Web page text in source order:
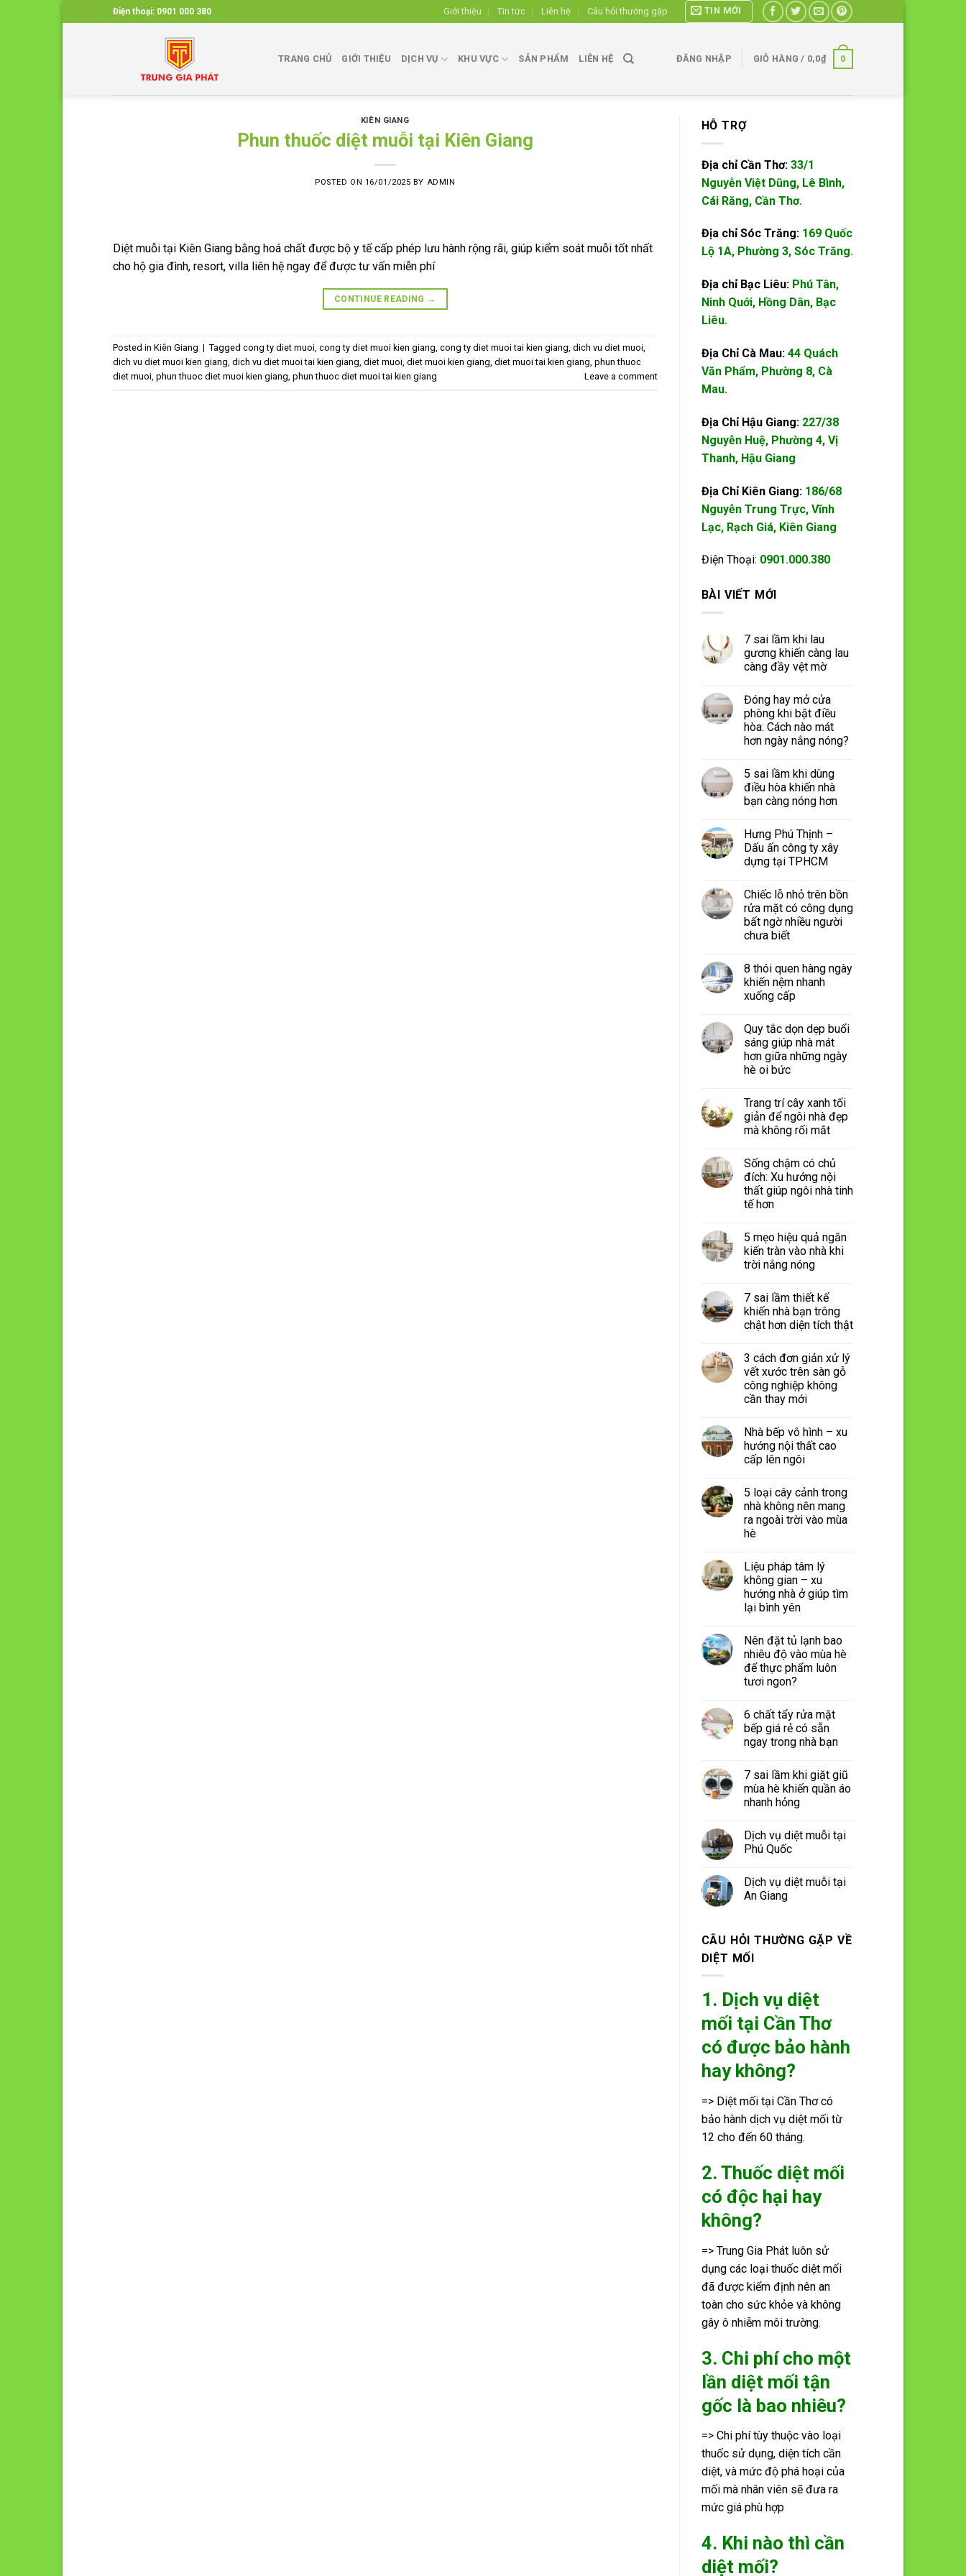
to
Điện thoại: 0901 000 380 Giới thiệu Tin tức Liên hệ Câu hỏi thường gặp TIN MỚI
TRANG CHỦ GIỚI THIỆU DỊCH VỤ KHU VỰC SẢN PHẨM LIÊN HỆ ĐĂNG NHẬP GIỎ HÀNG / 0,0₫ 0
KIÊN GIANG
Phun thuốc diệt muỗi tại Kiên Giang
POSTED ON 16/01/2025 BY ADMIN
Diệt muỗi tại Kiên Giang bằng hoá chất được bộ y tế cấp phép lưu hành rộng rãi, giúp kiểm soát muỗi tốt nhất
cho hộ gia đình, resort, villa liên hệ ngay để được tư vấn miễn phí
CONTINUE READING →
Posted in Kiên Giang | Tagged cong ty diet muoi cong ty diet muoi kien giang cong ty diet muoi tai kien giang dich vu diet muoi
dich vu diet muoi kien giang dich vu diet muoi tai kien giang diet muoi diet muoi kien giang diet muoi tai kien giang phun thuoc
diet muoi phun thuoc diet muoi kien giang phun thuoc diet muoi tai kien giang Leave a comment
HỖ TRỢ
Địa chỉ Cần Thơ: 33/1
Nguyễn Việt Dũng, Lê Bình,
Cái Răng, Cần Thơ.
Địa chỉ Sóc Trăng: 169 Quốc
Lộ 1A, Phường 3, Sóc Trăng.
Địa chỉ Bạc Liêu: Phú Tân,
Ninh Quới, Hồng Dân, Bạc
Liêu.
Địa Chỉ Cà Mau: 44 Quách
Văn Phẩm, Phường 8, Cà
Mau.
Địa Chỉ Hậu Giang: 227/38
Nguyễn Huệ, Phường 4, Vị
Thanh, Hậu Giang
Địa Chỉ Kiên Giang: 186/68
Nguyễn Trung Trực, Vĩnh
Lạc, Rạch Giá, Kiên Giang
Điện Thoại: 0901.000.380
BÀI VIẾT MỚI
7 sai lầm khi lau
gương khiến càng lau
càng đầy vệt mờ
Đóng hay mở cửa
phòng khi bật điều
hòa: Cách nào mát
hơn ngày nắng nóng?
5 sai lầm khi dùng
điều hòa khiến nhà
bạn càng nóng hơn
Hưng Phú Thịnh –
Dấu ấn công ty xây
dựng tại TPHCM
Chiếc lỗ nhỏ trên bồn
rửa mặt có công dụng
bất ngờ nhiều người
chưa biết
8 thói quen hàng ngày
khiến nệm nhanh
xuống cấp
Quy tắc dọn dẹp buổi
sáng giúp nhà mát
hơn giữa những ngày
hè oi bức
Trang trí cây xanh tối
giản để ngôi nhà đẹp
mà không rối mắt
Sống chậm có chủ
đích: Xu hướng nội
thất giúp ngôi nhà tinh
tế hơn
5 mẹo hiệu quả ngăn
kiến tràn vào nhà khi
trời nắng nóng
7 sai lầm thiết kế
khiến nhà bạn trông
chật hơn diện tích thật
3 cách đơn giản xử lý
vết xước trên sàn gỗ
công nghiệp không
cần thay mới
Nhà bếp vô hình – xu
hướng nội thất cao
cấp lên ngôi
5 loại cây cảnh trong
nhà không nên mang
ra ngoài trời vào mùa
hè
Liệu pháp tâm lý
không gian – xu
hướng nhà ở giúp tìm
lại bình yên
Nên đặt tủ lạnh bao
nhiêu độ vào mùa hè
để thực phẩm luôn
tươi ngon?
6 chất tẩy rửa mặt
bếp giá rẻ có sẵn
ngay trong nhà bạn
7 sai lầm khi giặt giũ
mùa hè khiến quần áo
nhanh hỏng
Dịch vụ diệt muỗi tại
Phú Quốc
Dịch vụ diệt muỗi tại
An Giang
CÂU HỎI THƯỜNG GẶP VỀ
DIỆT MỐI
1. Dịch vụ diệt
mối tại Cần Thơ
có được bảo hành
hay không?
=> Diệt mối tại Cần Thơ có
bảo hành dịch vụ diệt mối từ
12 cho đến 60 tháng.
2. Thuốc diệt mối
có độc hại hay
không?
=> Trung Gia Phát luôn sử
dụng các loại thuốc diệt mối
đã được kiểm định nên an
toàn cho sức khỏe và không
gây ô nhiễm môi trường.
3. Chi phí cho một
lần diệt mối tận
gốc là bao nhiêu?
=> Chi phí tùy thuộc vào loại
thuốc sử dụng, diện tích cần
diệt, và mức độ phá hoại của
mối mà nhân viên sẽ đưa ra
mức giá phù hợp
4. Khi nào thì cần
diệt mối?